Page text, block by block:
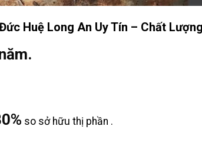
Huệ Long An Uy Tín – Chất Lượng
so sở hữu thị phần .